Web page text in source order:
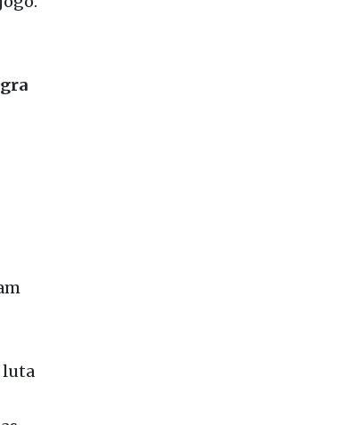
luta